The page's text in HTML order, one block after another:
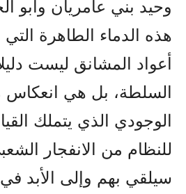
وحيد بني عامريان وأبو
هذه الدماء الطاهرة
أعواد المشانق ليست
السلطة، بل هي انعكاس
الوجودي الذي يتملك
للنظام من الانفجار
سيلقي بهم وإلى الأبد في